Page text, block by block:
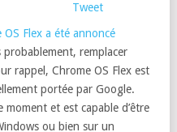
Tweet
OS Flex a été annoncé
probablement, remplacer
rappel, Chrome OS Flex est
portée par Google.
moment et est capable d’être
ou bien sur un